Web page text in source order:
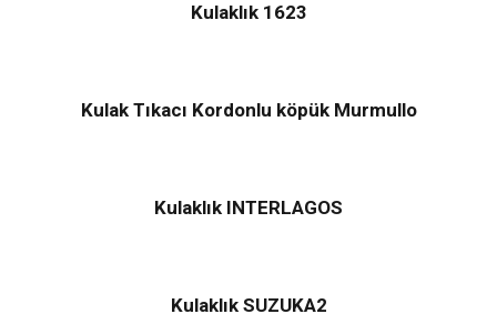
Kulaklık 1623
Kulak Tıkacı Kordonlu köpük Murmullo
Kulaklık INTERLAGOS
Kulaklık SUZUKA2